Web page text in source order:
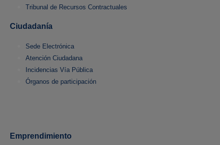
Tribunal de Recursos Contractuales
Ciudadanía
Sede Electrónica
Atención Ciudadana
Incidencias Vía Pública
Órganos de participación
Emprendimiento